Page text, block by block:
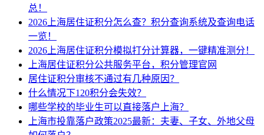
总！
2026上海居住证积分怎么查？积分查询系统及查询电话
一览！
2026上海居住证积分模拟打分计算器，一键精准测分！
上海居住证积分公共服务平台，积分管理官网
居住证积分审核不通过有几种原因？
什么情况下120积分会失效？
哪些学校的毕业生可以直接落户上海？
上海市投靠落户政策2025最新：夫妻、子女、外地父母